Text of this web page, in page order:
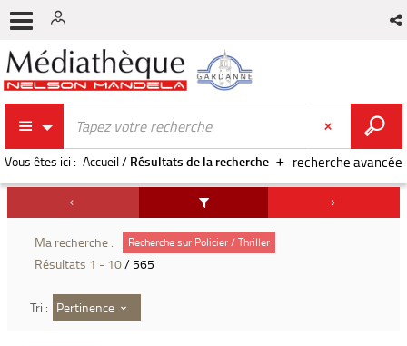
recherche avancée
Vous êtes ici : Accueil/ Résultats de la recherche
Ma recherche : Recherche sur Policier / Thriller
Résultats 1 - 10/ 565
Tri : Pertinence